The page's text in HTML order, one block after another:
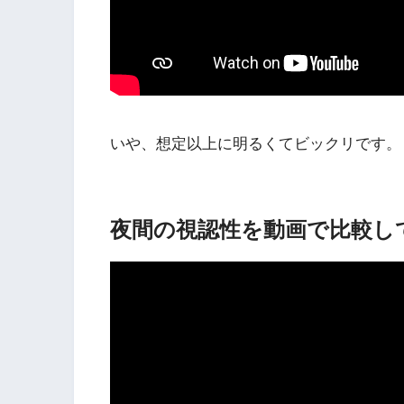
いや、想定以上に明るくてビックリです。
夜間の視認性を動画で比較し